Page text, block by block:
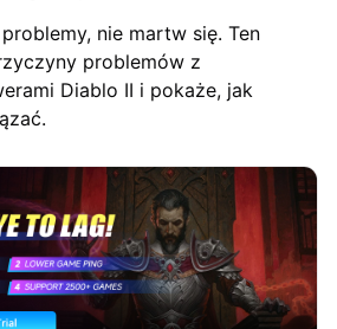
nie martw się. Ten
problemów z
Diablo II i pokaże, jak